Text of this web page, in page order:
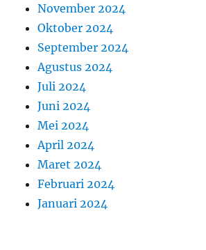
November 2024
Oktober 2024
September 2024
Agustus 2024
Juli 2024
Juni 2024
Mei 2024
April 2024
Maret 2024
Februari 2024
Januari 2024